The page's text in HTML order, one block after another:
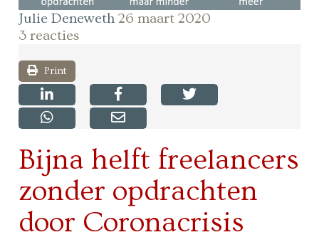
Julie Deneweth 26 maart 2020
3 reacties
Print
Bijna helft freelancers
zonder opdrachten
door Coronacrisis